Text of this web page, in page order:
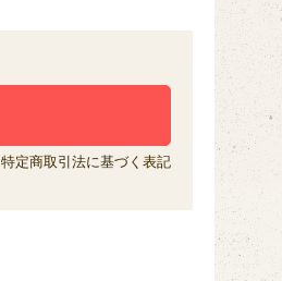
特定商取引法に基づく表記